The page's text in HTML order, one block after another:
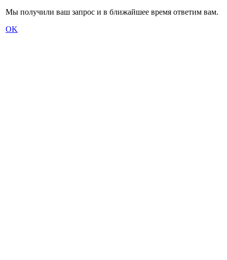
Мы получили ваш запрос и в ближайшее время ответим вам.
OK